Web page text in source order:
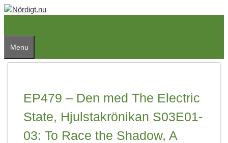
Skip
Menu
EP479 – Den med The Electric
State, Hjulstakrönikan S03E01-
03: To Race the Shadow, A